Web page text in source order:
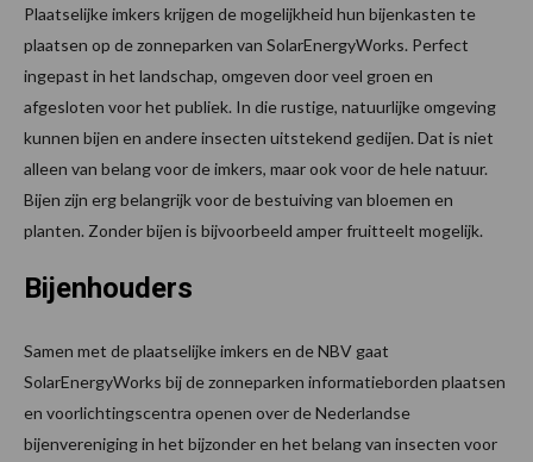
Plaatselijke imkers krijgen de mogelijkheid hun bijenkasten te
plaatsen op de zonneparken van SolarEnergyWorks. Perfect
ingepast in het landschap, omgeven door veel groen en
afgesloten voor het publiek. In die rustige, natuurlijke omgeving
kunnen bijen en andere insecten uitstekend gedijen. Dat is niet
alleen van belang voor de imkers, maar ook voor de hele natuur.
Bijen zijn erg belangrijk voor de bestuiving van bloemen en
planten. Zonder bijen is bijvoorbeeld amper fruitteelt mogelijk.
Bijenhouders
Samen met de plaatselijke imkers en de NBV gaat
SolarEnergyWorks bij de zonneparken informatieborden plaatsen
en voorlichtingscentra openen over de Nederlandse
bijenvereniging in het bijzonder en het belang van insecten voor